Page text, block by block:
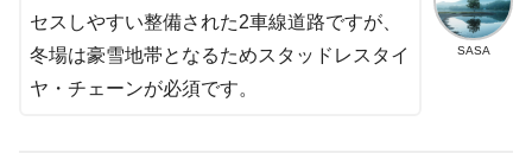
SASA
セスしやすい整備された2車線道路ですが、
冬場は豪雪地帯となるためスタッドレスタイ
ヤ・チェーンが必須です。